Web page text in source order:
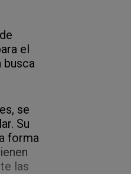
el
busca
se
Su
forma
las